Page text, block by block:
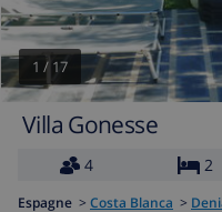
1 / 17
Villa Gonesse
4
2
Espagne > Costa Blanca >